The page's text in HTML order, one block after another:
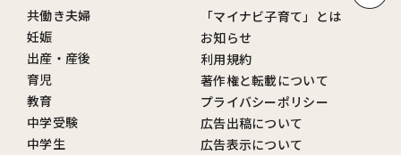
共働き夫婦
妊娠
出産・産後
育児
教育
中学受験
中学生
「マイナビ子育て」とは
お知らせ
利用規約
著作権と転載について
プライバシーポリシー
広告出稿について
広告表示について